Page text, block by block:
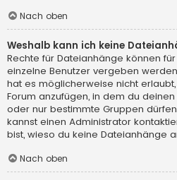
Nach oben
Weshalb kann ich keine
Rechte für Dateianhänge können
einzelne Benutzer vergeben
hat es möglicherweise nicht
Forum anzufügen, in dem du
oder nur bestimmte Gruppen
kannst einen Administrator
bist, wieso du keine Dateianhänge
Nach oben